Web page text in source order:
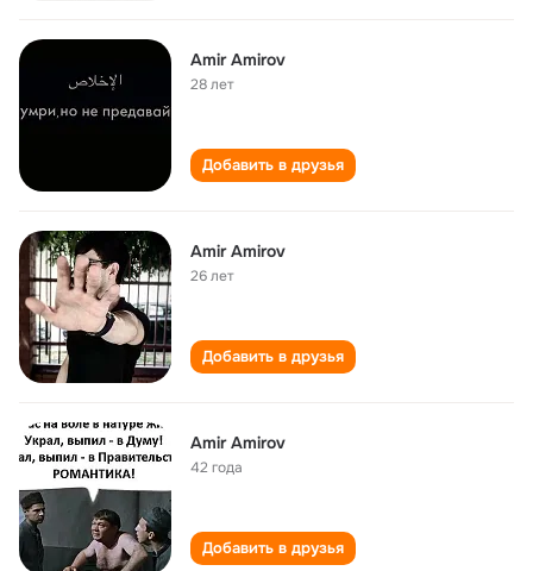
Amir Amirov
28 лет
Добавить в друзья
Amir Amirov
26 лет
Добавить в друзья
Amir Amirov
42 года
Добавить в друзья